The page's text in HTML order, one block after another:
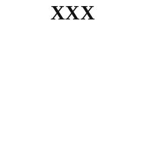
XXX